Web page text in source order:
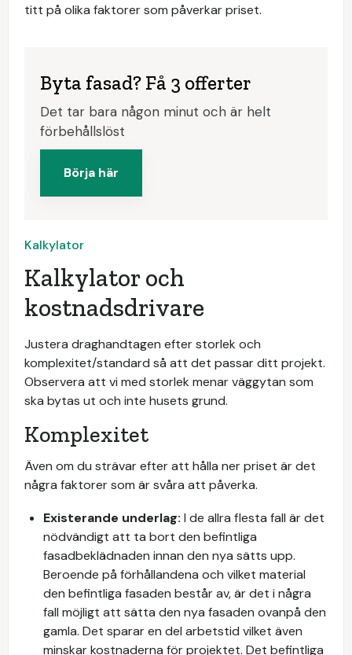
titt på olika faktorer som påverkar priset.
Byta fasad? Få 3 offerter
Det tar bara någon minut och är helt
förbehållslöst
Börja här
Kalkylator
Kalkylator och
kostnadsdrivare
Justera draghandtagen efter storlek och
komplexitet/standard så att det passar ditt projekt.
Observera att vi med storlek menar väggytan som
ska bytas ut och inte husets grund.
Komplexitet
Även om du strävar efter att hålla ner priset är det
några faktorer som är svåra att påverka.
Existerande underlag: I de allra flesta fall är det
nödvändigt att ta bort den befintliga
fasadbeklädnaden innan den nya sätts upp.
Beroende på förhållandena och vilket material
den befintliga fasaden består av, är det i några
fall möjligt att sätta den nya fasaden ovanpå den
gamla. Det sparar en del arbetstid vilket även
minskar kostnaderna för projektet. Det befintliga